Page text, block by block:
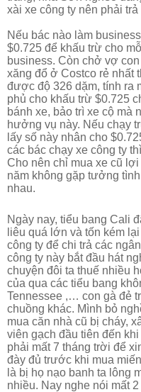
xài xe công ty nên phải
Nếu bác nào làm
$0.725 để khấu trừ cho
business. Còn chở vợ
xăng đổ ở Costco rẻ nhất
được độ 326 dặm, tính ra
phủ cho khấu trừ $0.725
bánh xe, bảo trì xe cộ
hưởng vụ này. Nếu chạy
lấy số này nhân cho
các bác chạy xe công ty
Cho nên chỉ mua xe cũ
năm không gặp tưởng
nhau.
Ngày nay, tiểu bang Cali
liêu quá lớn và tốn kém
công ty để chi trả các
công ty này bắt đầu hát
chuyện đôi ta thuế nhiều
của qua các tiểu bang
Tennessee ,… con gà đẻ
chuồng khác. Mình bỏ
mua căn nhà cũ bị cháy,
viên gạch đầu tiên đến
phải mất 7 tháng trời để
đày đủ trước khi mua
là bị họ nạo banh ta lông
nhiều. Nay nghe nói mất